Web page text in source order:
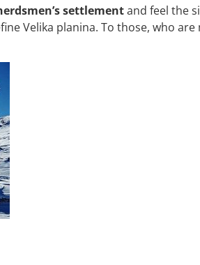
settlementand feel the
Velika planina. To those, who